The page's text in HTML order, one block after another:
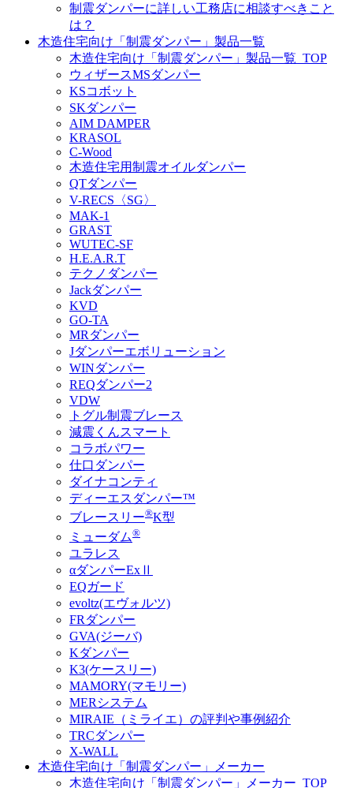
制震ダンパーに詳しい工務店に相談すべきこと
は？
木造住宅向け「制震ダンパー」製品一覧
木造住宅向け「制震ダンパー」製品一覧_TOP
ウィザースMSダンパー
KSコボット
SKダンパー
AIM DAMPER
KRASOL
C-Wood
木造住宅用制震オイルダンパー
QTダンパー
V-RECS〈SG〉
MAK-1
GRAST
WUTEC-SF
H.E.A.R.T
テクノダンパー
Jackダンパー
KVD
GO-TA
MRダンパー
Jダンパーエボリューション
WINダンパー
REQダンパー2
VDW
トグル制震ブレース
減震くんスマート
コラボパワー
仕口ダンパー
ダイナコンティ
ディーエスダンパー™
ブレースリー®K型
ミューダム®
ユラレス
αダンパーExⅡ
EQガード
evoltz(エヴォルツ)
FRダンパー
GVA(ジーバ)
Kダンパー
K3(ケースリー)
MAMORY(マモリー)
MERシステム
MIRAIE（ミライエ）の評判や事例紹介
TRCダンパー
X-WALL
木造住宅向け「制震ダンパー」メーカー
木造住宅向け「制震ダンパー」メーカー_TOP